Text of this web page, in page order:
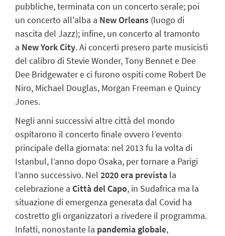
pubbliche, terminata con un concerto serale; poi
un concerto all'alba a New Orleans (luogo di
nascita del Jazz); infine, un concerto al tramonto
a New York City. Ai concerti presero parte musicisti
del calibro di Stevie Wonder, Tony Bennet e Dee
Dee Bridgewater e ci furono ospiti come Robert De
Niro, Michael Douglas, Morgan Freeman e Quincy
Jones.
Negli anni successivi altre città del mondo
ospitarono il concerto finale ovvero l’evento
principale della giornata: nel 2013 fu la volta di
Istanbul, l’anno dopo Osaka, per tornare a Parigi
l’anno successivo. Nel 2020 era prevista la
celebrazione a Città del Capo, in Sudafrica ma la
situazione di emergenza generata dal Covid ha
costretto gli organizzatori a rivedere il programma.
Infatti, nonostante la pandemia globale,